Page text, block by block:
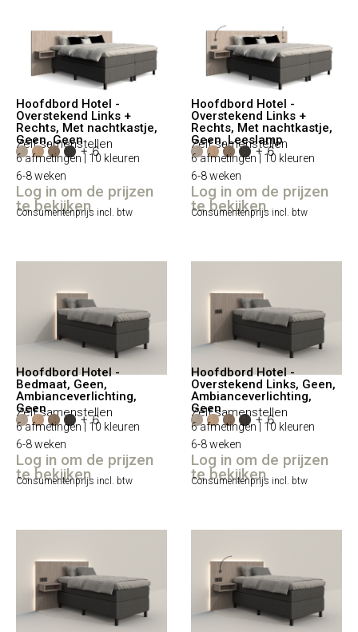
Hoofdbord Hotel -
Overstekend Links +
Rechts, Met nachtkastje,
Geen, Geen
Zelf samenstellen
+ 6
6 afmetingen | 10 kleuren
6-8 weken
Log in om de prijzen
te bekijken
Consumentenprijs incl. btw
Hoofdbord Hotel -
Overstekend Links +
Rechts, Met nachtkastje,
Geen, Leeslamp
Zelf samenstellen
+ 6
6 afmetingen | 10 kleuren
6-8 weken
Log in om de prijzen
te bekijken
Consumentenprijs incl. btw
Hoofdbord Hotel -
Bedmaat, Geen,
Ambianceverlichting,
Geen
Zelf samenstellen
+ 6
6 afmetingen | 10 kleuren
6-8 weken
Log in om de prijzen
te bekijken
Consumentenprijs incl. btw
Hoofdbord Hotel -
Overstekend Links, Geen,
Ambianceverlichting,
Geen
Zelf samenstellen
+ 6
6 afmetingen | 10 kleuren
6-8 weken
Log in om de prijzen
te bekijken
Consumentenprijs incl. btw